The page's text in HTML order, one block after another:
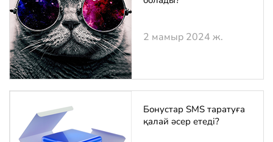
2 мамыр 2024 ж.
Бонустар SMS таратуға
қалай әсер етеді?